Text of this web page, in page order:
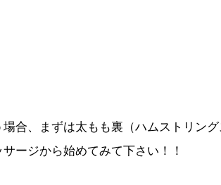
合、まずは太もも裏（ハムストリン
ージから始めてみて下さい！！